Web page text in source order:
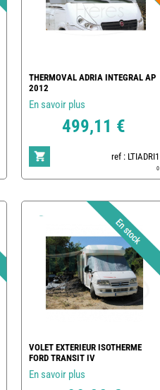
THERMOVAL ADRIA INTEGRAL AP
2012
En savoir plus
499,11 €
ref : LTIADRI1
0
VOLET EXTERIEUR ISOTHERME
FORD TRANSIT IV
En savoir plus